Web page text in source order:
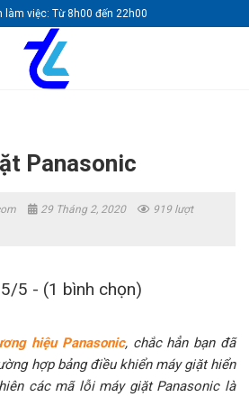
làm việc: Từ 8h00 đến 22h00
Panasonic
29 Tháng 2, 2020
919 lượt
5/5 - (1 bình chọn)
hiệu Panasonic, chắc hẳn bạn đã
hợp bảng điều khiển máy giặt hiển
các mã lỗi máy giặt Panasonic là